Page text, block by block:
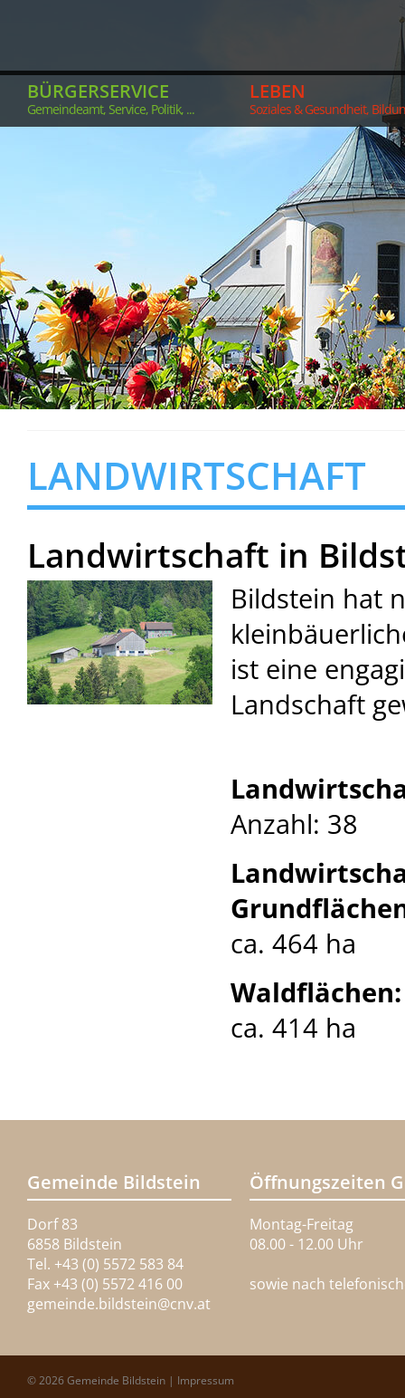
BÜRGERSERVICE
Gemeindeamt, Service, Politik, ...
LEBEN
Soziales & Gesundheit,
LANDWIRTSCHAFT
Landwirtschaft in
Bildstein hat
ist eine
Landschaft
Anzahl: 38
ca. 464 ha
Waldflächen:
ca. 414 ha
Gemeinde Bildstein
Dorf 83
6858 Bildstein
Tel. +43 (0) 5572 583 84
Fax +43 (0) 5572 416 00
gemeinde.bildstein@cnv.at
Öffnungszeiten
Montag-Freitag
08.00 - 12.00 Uhr
sowie nach
© 2026 Gemeinde Bildstein | Impressum